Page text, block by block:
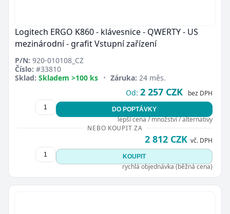
Logitech ERGO K860 - klávesnice - QWERTY - US
mezinárodní - grafit Vstupní zařízení
P/N: 920-010108_CZ
Číslo: #33810
Sklad: Skladem >100 ks • Záruka: 24 měs.
Od: 2 257 CZK bez DPH
DO POPTÁVKY
lepší cena / množství / alternativy
NEBO KOUPIT ZA
2 812 CZK vč. DPH
KOUPIT
rychlá objednávka (běžná cena)